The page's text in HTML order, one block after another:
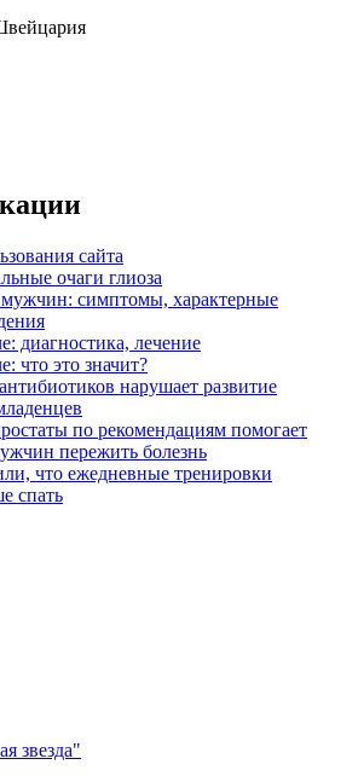
сайта
очаги глиоза
симптомы, характерные
диагностика, лечение
что это значит?
нарушает развитие
по рекомендациям помогает
пережить болезнь
что ежедневные тренировки
спать
звезда"